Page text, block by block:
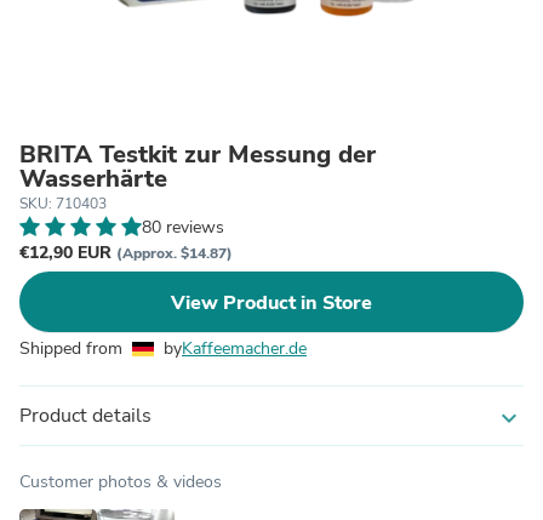
BRITA Testkit zur Messung der
Wasserhärte
SKU: 710403
80 reviews
€12,90 EUR (Approx. $14.87)
View Product in Store
Shipped from byKaffeemacher.de
Product details expand_more
Customer photos & videos